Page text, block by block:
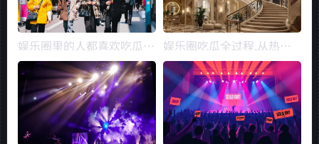
娱乐圈里的人都喜欢吃瓜,
揭秘明星们的吃瓜日常
娱乐圈吃瓜全过程,从热议
到真相全程追踪